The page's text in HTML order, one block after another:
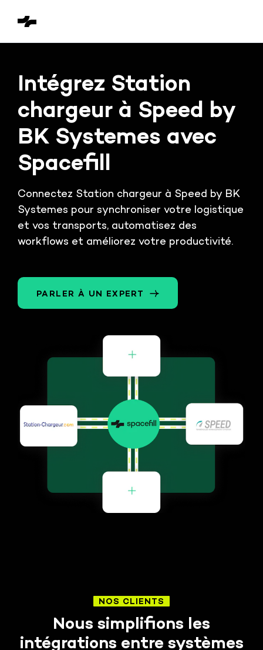
Intégrez Station
chargeur à Speed by
BK Systemes avec
Spacefill
Connectez Station chargeur à Speed by BK
Systemes pour synchroniser votre logistique
et vos transports, automatisez des
workflows et améliorez votre productivité.
PARLER À UN EXPERT
NOS CLIENTS
Nous simplifions les
intégrations entre systèmes